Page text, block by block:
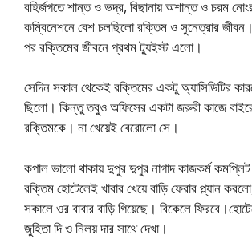
বহির্জগতে শান্ত ও ভদ্র, বিছানায় অশান্ত ও চরম
কম্বিনেশনে বেশ চলছিলো রক্তিম ও সুনেত্রার
পর রক্তিমের জীবনে প্রথম ট্যুইস্ট এলো।
সেদিন সকাল থেকেই রক্তিমের একটু অ্যাসিডিটির
ছিলো। কিন্তু তবুও অফিসের একটা জরুরী কাজে
রক্তিমকে। না খেয়েই বেরোলো সে।
কপাল ভালো থাকায় দুপুর দুপুর নাগাদ কাজকর্ম কমপ্লিট
রক্তিম হোটেলেই খাবার খেয়ে বাড়ি ফেরার প্ল্যান
সকালে ওর বাবার বাড়ি গিয়েছে। বিকেলে
জুহিতা দি ও নিলয় দার সাথে দেখা।